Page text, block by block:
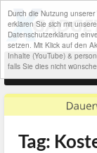
Durch die Nutzung
erklären Sie sich mit
Datenschutzerklärung
setzen. Mit Klick auf den
Inhalte (YouTube) &
falls Sie dies nicht
Tag: